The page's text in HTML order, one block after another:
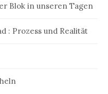
Blok in unseren Tagen
: Prozess und Realität